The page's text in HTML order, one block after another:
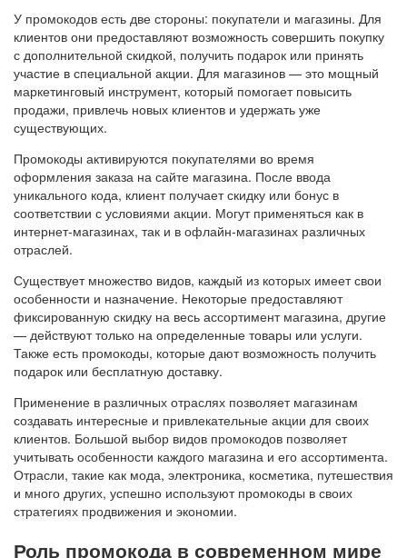
У промокодов есть две стороны: покупатели и магазины. Для
клиентов они предоставляют возможность совершить покупку
с дополнительной скидкой, получить подарок или принять
участие в специальной акции. Для магазинов — это мощный
маркетинговый инструмент, который помогает повысить
продажи, привлечь новых клиентов и удержать уже
существующих.
Промокоды активируются покупателями во время
оформления заказа на сайте магазина. После ввода
уникального кода, клиент получает скидку или бонус в
соответствии с условиями акции. Могут применяться как в
интернет-магазинах, так и в офлайн-магазинах различных
отраслей.
Существует множество видов, каждый из которых имеет свои
особенности и назначение. Некоторые предоставляют
фиксированную скидку на весь ассортимент магазина, другие
— действуют только на определенные товары или услуги.
Также есть промокоды, которые дают возможность получить
подарок или бесплатную доставку.
Применение в различных отраслях позволяет магазинам
создавать интересные и привлекательные акции для своих
клиентов. Большой выбор видов промокодов позволяет
учитывать особенности каждого магазина и его ассортимента.
Отрасли, такие как мода, электроника, косметика, путешествия
и много других, успешно используют промокоды в своих
стратегиях продвижения и экономии.
Роль промокода в современном мире